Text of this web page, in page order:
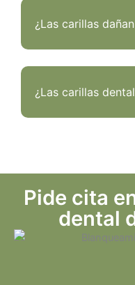
¿Las carillas
¿Las carillas
Pide cita
dental